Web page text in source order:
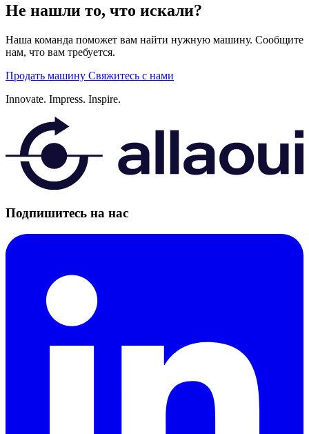
Не нашли то, что искали?
Наша команда поможет вам найти нужную машину. Сообщите
нам, что вам требуется.
Продать машину Свяжитесь с нами
Innovate. Impress. Inspire.
Подпишитесь на нас